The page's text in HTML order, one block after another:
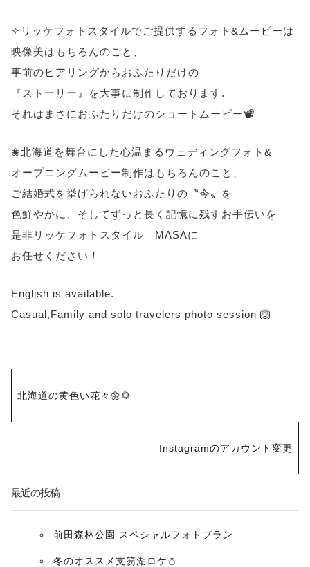
✧リッケフォトスタイルでご提供するフォト&ムービーは
映像美はもちろんのこと、
事前のヒアリングからおふたりだけの
『ストーリー』を大事に制作しております.
それはまさにおふたりだけのショートムービー📽️
❀北海道を舞台にした心温まるウェディングフォト&
オープニングムービー制作はもちろんのこと、
ご結婚式を挙げられないおふたりの〝今〟を
色鮮やかに、そしてずっと長く記憶に残すお手伝いを
是非リッケフォトスタイル MASAに
お任せください！
English is available.
Casual,Family and solo travelers photo session 🙆
投
稿
ゲ
北海道の黄色い花々🌼🌻
Instagramのアカウント変更
最近の投稿
前田森林公園 スペシャルフォトプラン
冬のオススメ支笏湖ロケ⛄️